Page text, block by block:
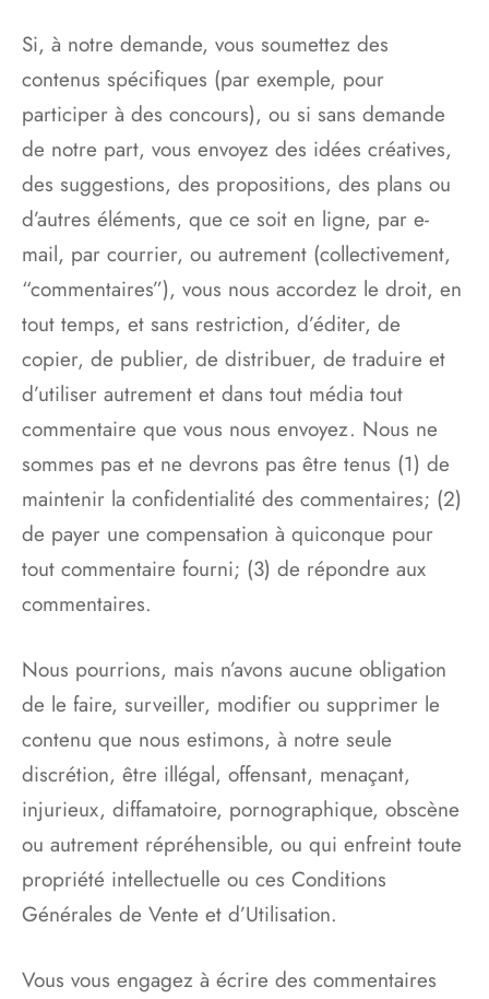
Si, à notre demande, vous soumettez des
contenus spécifiques (par exemple, pour
participer à des concours), ou si sans demande
de notre part, vous envoyez des idées créatives,
des suggestions, des propositions, des plans ou
d’autres éléments, que ce soit en ligne, par e-
mail, par courrier, ou autrement (collectivement,
“commentaires”), vous nous accordez le droit, en
tout temps, et sans restriction, d’éditer, de
copier, de publier, de distribuer, de traduire et
d’utiliser autrement et dans tout média tout
commentaire que vous nous envoyez. Nous ne
sommes pas et ne devrons pas être tenus (1) de
maintenir la confidentialité des commentaires; (2)
de payer une compensation à quiconque pour
tout commentaire fourni; (3) de répondre aux
commentaires.
Nous pourrions, mais n’avons aucune obligation
de le faire, surveiller, modifier ou supprimer le
contenu que nous estimons, à notre seule
discrétion, être illégal, offensant, menaçant,
injurieux, diffamatoire, pornographique, obscène
ou autrement répréhensible, ou qui enfreint toute
propriété intellectuelle ou ces Conditions
Générales de Vente et d’Utilisation.
Vous vous engagez à écrire des commentaires